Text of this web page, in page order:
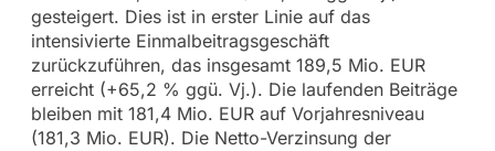
gesteigert. Dies ist in erster Linie auf das
intensivierte Einmalbeitragsgeschäft
zurückzuführen, das insgesamt 189,5 Mio. EUR
erreicht (+65,2 % ggü. Vj.). Die laufenden Beiträge
bleiben mit 181,4 Mio. EUR auf Vorjahresniveau
(181,3 Mio. EUR). Die Netto-Verzinsung der